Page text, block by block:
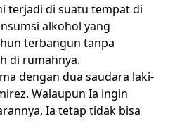
terjadi di suatu tempat di
alkohol yang
terbangun tanpa
di rumahnya.
dengan dua saudara laki-
Walaupun Ia ingin
Ia tetap tidak bisa